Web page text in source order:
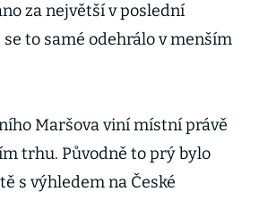
za největší v poslední
to samé odehrálo v menším
Maršova viní místní právě
trhu. Původně to prý bylo
s výhledem na České